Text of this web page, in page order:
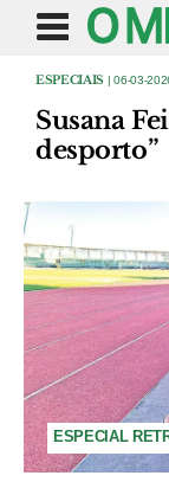
ESPECIAIS | 06-03-
Susana
desporto”
ESPECIAL